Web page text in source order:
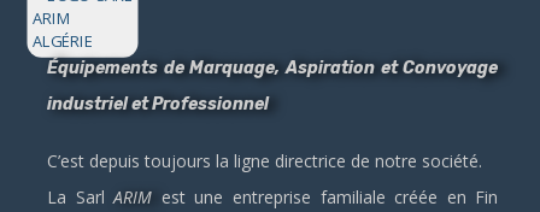
Équipements de Marquage, Aspiration et Convoyage
industriel et Professionnel
C’est depuis toujours la ligne directrice de notre société.
La SarlARIM est une entreprise familiale créée en Fin